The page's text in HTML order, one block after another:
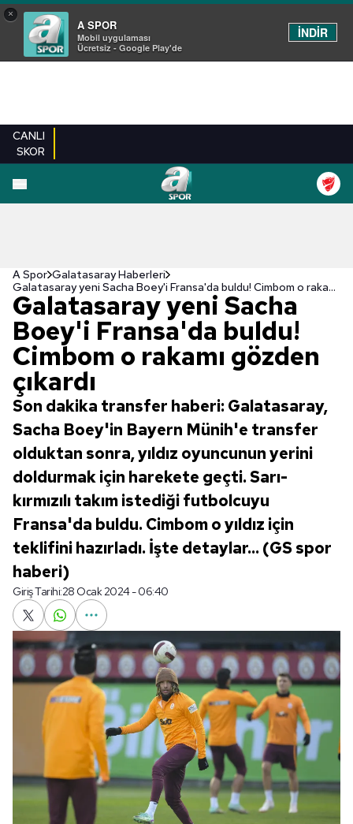
×
A SPOR
Mobil uygulaması
Ücretsiz - Google Play'de
İNDİR
CANLI
SKOR
A Spor Galatasaray Haberleri
Galatasaray yeni Sacha Boey'i Fransa'da buldu! Cimbom o rakamı gözden çıkardı
Galatasaray yeni Sacha
Boey'i Fransa'da buldu!
Cimbom o rakamı gözden
çıkardı
Son dakika transfer haberi: Galatasaray,
Sacha Boey'in Bayern Münih'e transfer
olduktan sonra, yıldız oyuncunun yerini
doldurmak için harekete geçti. Sarı-
kırmızılı takım istediği futbolcuyu
Fransa'da buldu. Cimbom o yıldız için
teklifini hazırladı. İşte detaylar... (GS spor
haberi)
Giriş Tarihi:28 Ocak 2024 - 06:40